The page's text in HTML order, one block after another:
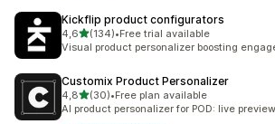
Kickflip product configurators
4,6z 5 hvězd
(134)
Celkový počet recenzí: 134
•Free trial available
Visual product personalizer boosting
Customix Product Personalizer
4,8z 5 hvězd
(30)
Celkový počet recenzí: 30
•Free plan available
AI product personalizer for POD: live